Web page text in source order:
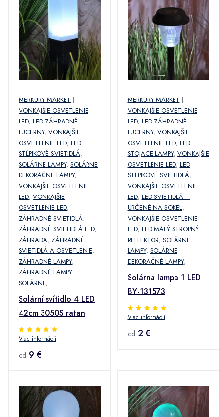
MERKURY MARKET |
VONKAJŠIE OSVETLENIE
LED, LED ZÁHRADNÉ
LUCERNY, VONKAJŠIE
OSVETLENIE LED, LED
STĹPIKOVÉ SVIETIDLÁ,
SOLÁRNE LAMPY, SOLÁRNE
DEKORAČNÉ LAMPY,
VONKAJŠIE OSVETLENIE
LED, VONKAJŠIE
OSVETLENIE LED,
ZÁHRADNÉ SVIETIDLÁ,
ZÁHRADNÉ SVIETIDLÁ LED,
ZÁHRADA, ZÁHRADNÉ
SVIETIDLÁ A OSVETLENIE,
ZÁHRADNÉ LAMPY,
ZÁHRADNÉ LAMPY
SOLÁRNE,
Solární svítidlo 4 LED
42cm 3050S ratan
Viac informácií
od 9 €
MERKURY MARKET |
VONKAJŠIE OSVETLENIE
LED, LED ZÁHRADNÉ
LUCERNY, VONKAJŠIE
OSVETLENIE LED, LED
STOJACE LAMPY, VONKAJŠIE
OSVETLENIE LED, LED
STĹPIKOVÉ SVIETIDLÁ,
VONKAJŠIE OSVETLENIE
LED, LED SVIETIDLÁ –
URČENÉ NA SOKEL,
VONKAJŠIE OSVETLENIE
LED, LED MALÝ STROPNÝ
REFLEKTOR, SOLÁRNE
LAMPY, SOLÁRNE
DEKORAČNÉ LAMPY,
Solárna lampa 1 LED
BY-131573
Viac informácií
od 2 €